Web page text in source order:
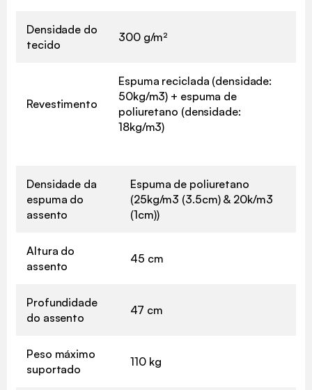
Densidade do
tecido
300 g/m²
Revestimento
Espuma reciclada (densidade:
50kg/m3) + espuma de
poliuretano (densidade:
18kg/m3)
Densidade da
espuma do
assento
Espuma de poliuretano
(25kg/m3 (3.5cm) & 20k/m3
(1cm))
Altura do
assento
45 cm
Profundidade
do assento
47 cm
Peso máximo
suportado
110 kg